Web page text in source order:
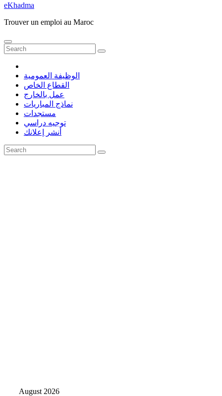
eKhadma
Trouver un emploi au Maroc
الوظيفة العمومية
القطاع الخاص
عمل بالخارج
نماذج المباريات
مستجدات
توجيه دراسي
أنشر إعلانك
August 2026